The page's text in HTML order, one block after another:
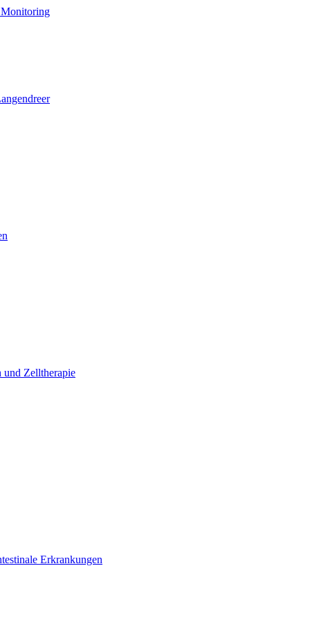
Monitoring
und Zelltherapie
Erkrankungen